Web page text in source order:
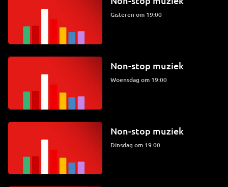
Gisteren om 19:00
Non-stop muziek
woensdag om 19:00
Non-stop muziek
dinsdag om 19:00